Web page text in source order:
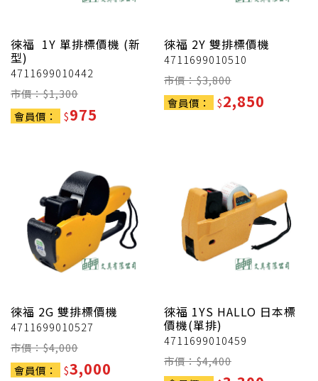
徠福 1Y 單排標價機 (新
型)
4711699010442
市價：$1,300
會員價：
$975
徠福 2Y 雙排標價機
4711699010510
市價：$3,800
會員價：
$2,850
徠福 2G 雙排標價機
4711699010527
市價：$4,000
會員價：
$3,000
徠福 1YS HALLO 日本標
價機(單排)
4711699010459
市價：$4,400